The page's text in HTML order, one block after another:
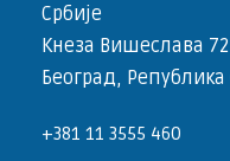
Србије
Кнеза Вишеслава 72
Београд, Република
+381 11 3555 460